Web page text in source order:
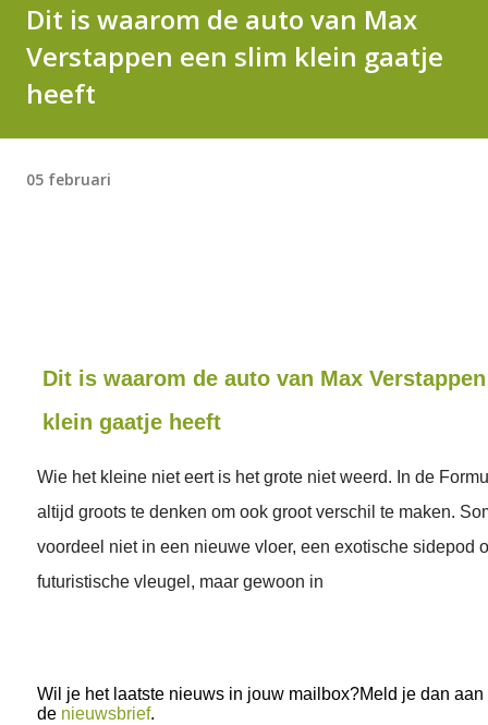
Dit is waarom de auto van Max
Verstappen een slim klein gaatje
heeft
05 februari
Dit is waarom de auto van Max
klein gaatje heeft
Wie het kleine niet eert is het grote niet weerd. In de
altijd groots te denken om ook groot verschil te maken.
voordeel niet in een nieuwe vloer, een exotische sidepod
futuristische vleugel, maar gewoon in
Wil je het laatste nieuws in jouw mailbox?Meld je dan aan
de nieuwsbrief.